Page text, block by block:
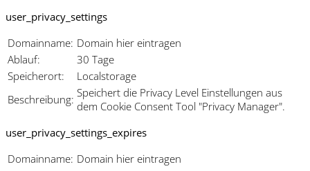
user_privacy_settings
Domainname: Domain hier eintragen
Ablauf:
30 Tage
Speicherort:
Localstorage
Beschreibung: Speichert die Privacy Level Einstellungen aus
dem Cookie Consent Tool "Privacy Manager".
user_privacy_settings_expires
Domainname: Domain hier eintragen